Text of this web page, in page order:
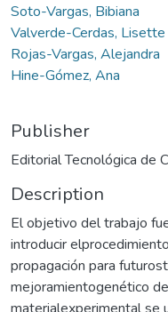
Soto-Vargas, Bibiana
Valverde-Cerdas, Lisette
Rojas-Vargas, Alejandra
Hine-Gómez, Ana
Publisher
Editorial Tecnológica de
Description
El objetivo del trabajo
introducir
propagación para
mejoramientogenético